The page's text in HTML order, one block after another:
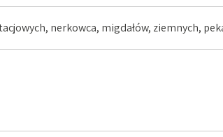
nerkowca, migdałów, ziemnych,